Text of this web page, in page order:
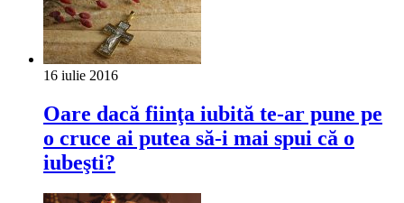
16 iulie 2016
Oare dacă fiinţa iubită te-ar pune pe
o cruce ai putea să-i mai spui că o
iubeşti?